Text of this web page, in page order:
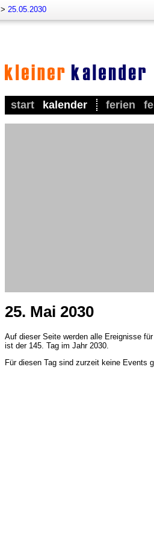
> 25.05.2030
start kalender ferien
25. Mai 2030
Auf dieser Seite werden alle Ereignisse
ist der 145. Tag im Jahr 2030.
Für diesen Tag sind zurzeit keine Events